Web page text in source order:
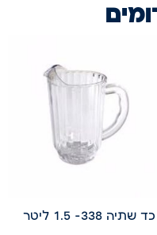
כד שתיה 338- 1.5 ליטר